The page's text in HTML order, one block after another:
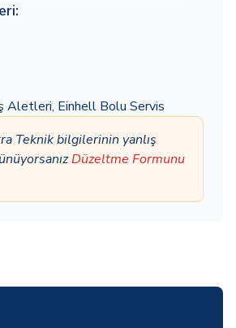
Aletleri, Einhell Bolu Servis
Teknik bilgilerinin yanlış
Düzeltme Formunu